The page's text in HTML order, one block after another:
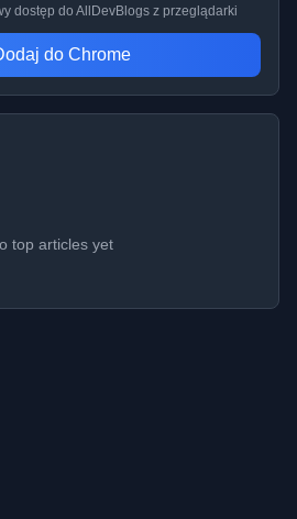
dostęp do AllDevBlogs z przeglądarki
do Chrome
top articles yet